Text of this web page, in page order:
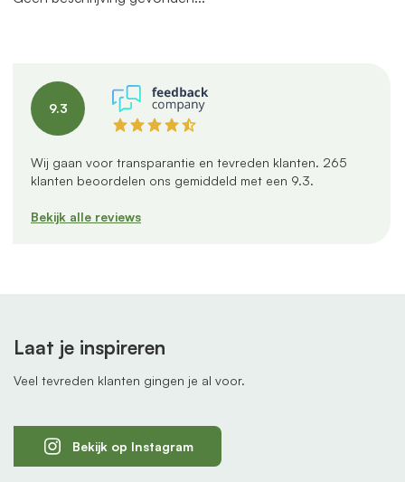
9.3
Wij gaan voor transparantie en tevreden klanten. 265
klanten beoordelen ons gemiddeld met een 9.3.
Bekijk alle reviews
Laat je inspireren
Veel tevreden klanten gingen je al voor.
Bekijk op Instagram